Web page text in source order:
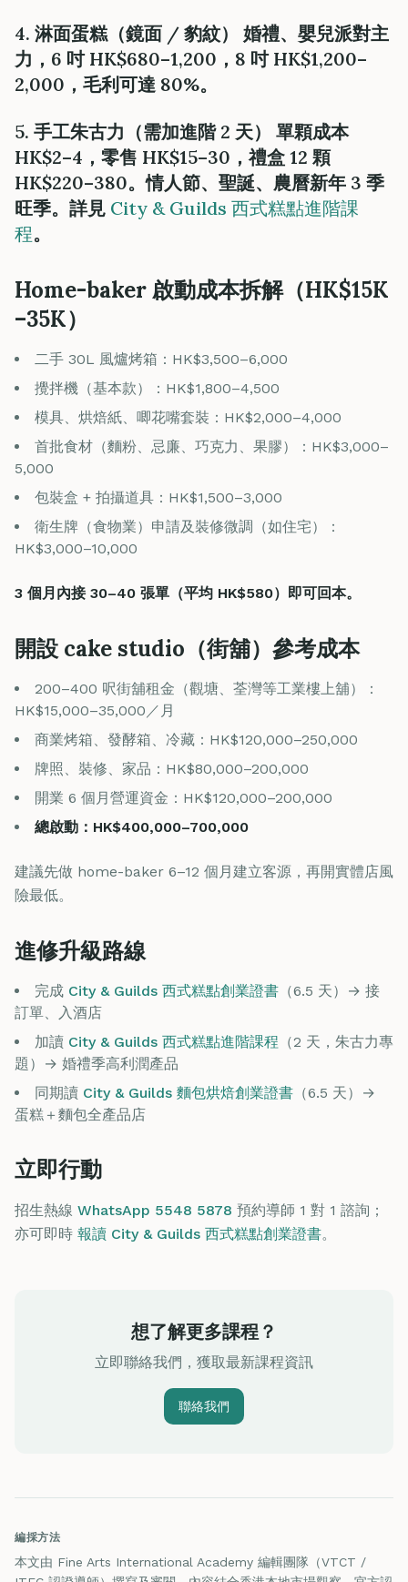
4. 淋面蛋糕（鏡面 / 豹紋） 婚禮、嬰兒派對主
力，6 吋 HK$680–1,200，8 吋 HK$1,200–
2,000，毛利可達 80%。
5. 手工朱古力（需加進階 2 天） 單顆成本
HK$2–4，零售 HK$15–30，禮盒 12 顆
HK$220–380。情人節、聖誕、農曆新年 3 季
旺季。詳見 City & Guilds 西式糕點進階課
程。
Home-baker 啟動成本拆解（HK$15K
–35K）
二手 30L 風爐烤箱：HK$3,500–6,000
攪拌機（基本款）：HK$1,800–4,500
模具、烘焙紙、唧花嘴套裝：HK$2,000–4,000
首批食材（麵粉、忌廉、巧克力、果膠）：HK$3,000–
5,000
包裝盒 + 拍攝道具：HK$1,500–3,000
衛生牌（食物業）申請及裝修微調（如住宅）：
HK$3,000–10,000
3 個月內接 30–40 張單（平均 HK$580）即可回本。
開設 cake studio（街舖）參考成本
200–400 呎街舖租金（觀塘、荃灣等工業樓上舖）：
HK$15,000–35,000／月
商業烤箱、發酵箱、冷藏：HK$120,000–250,000
牌照、裝修、家品：HK$80,000–200,000
開業 6 個月營運資金：HK$120,000–200,000
總啟動：HK$400,000–700,000
建議先做 home-baker 6–12 個月建立客源，再開實體店風
險最低。
進修升級路線
完成 City & Guilds 西式糕點創業證書 （6.5 天）→ 接
訂單、入酒店
加讀 City & Guilds 西式糕點進階課程 （2 天，朱古力專
題）→ 婚禮季高利潤產品
同期讀 City & Guilds 麵包烘焙創業證書 （6.5 天）→
蛋糕＋麵包全產品店
立即行動
招生熱線 WhatsApp 5548 5878 預約導師 1 對 1 諮詢；
亦可即時 報讀 City & Guilds 西式糕點創業證書。
想了解更多課程？
立即聯絡我們，獲取最新課程資訊
聯絡我們
編採方法
本文由 Fine Arts International Academy 編輯團隊（VTCT /